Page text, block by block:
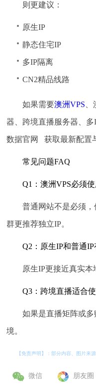
则更建议：
原生IP
静态住宅IP
多IP隔离
CN2精品线路
如果需要澳洲VPS、
器、跨境直播服务器、
数据官网 获取最新配置
常见问题FAQ
Q1：澳洲VPS必须
普通网站不是必须
群更推荐独立IP。
Q2：原生IP和普通IP
原生IP更接近真实本
Q3：跨境直播适合
如果是直播矩阵或
境。
【免责声明】：部分内容、图片来
微信 朋友圈